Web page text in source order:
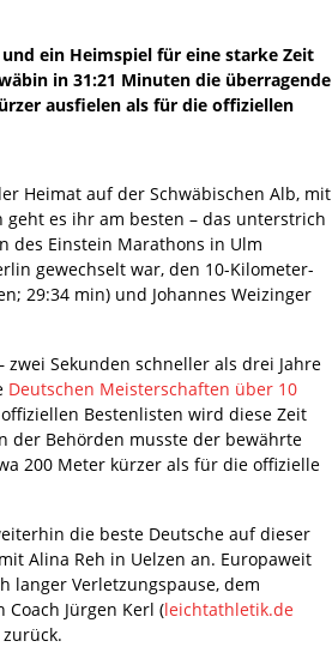
ein Heimspiel für eine starke Zeit
in 31:21 Minuten die überragende
ausfielen als für die offiziellen
Heimat auf der Schwäbischen Alb, mit
es ihr am besten – das unterstrich
des Einstein Marathons in Ulm
gewechselt war, den 10-Kilometer-
29:34 min) und Johannes Weizinger
Sekunden schneller als drei Jahre
Deutschen Meisterschaften über 10
Bestenlisten wird diese Zeit
der Behörden musste der bewährte
200 Meter kürzer als für die offizielle
die beste Deutsche auf dieser
Alina Reh in Uelzen an. Europaweit
langer Verletzungspause, dem
Jürgen Kerl (leichtathletik.de